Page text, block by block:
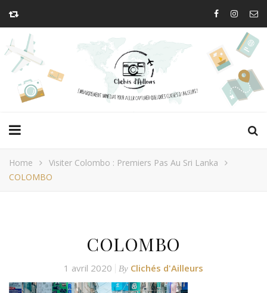
Home
Visiter Colombo : Premiers Pas Au Sri Lanka
COLOMBO
COLOMBO
1 avril 2020 By Clichés d'Ailleurs